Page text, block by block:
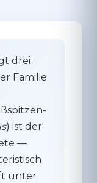
drei
Familie
) ist der
—
unter